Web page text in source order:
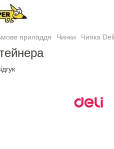
приладдя Чинки Чинка